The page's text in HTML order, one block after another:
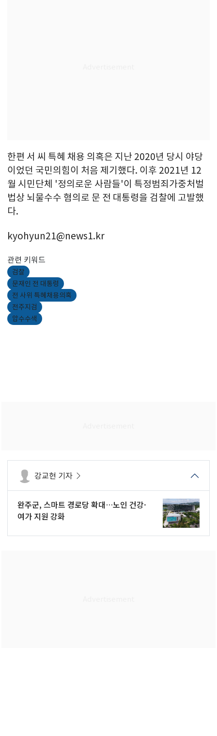
한편 서 씨 특혜 채용 의혹은 지난 2020년 당시 야당
이었던 국민의힘이 처음 제기했다. 이후 2021년 12
월 시민단체 '정의로운 사람들'이 특정범죄가중처벌
법상 뇌물수수 혐의로 문 전 대통령을 검찰에 고발했
다.
kyohyun21@news1.kr
관련 키워드
검찰
문재인 전 대통령
전 사위 특혜채용의혹
전주지검
압수수색
강교현 기자
완주군, 스마트 경로당 확대…노인 건강·
여가 지원 강화